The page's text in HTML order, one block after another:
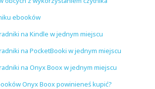
ebooków
na Kindle w jednym miejscu
na PocketBooki w jednym miejscu
na Onyx Boox w jednym miejscu
Onyx Boox powinieneś kupić?